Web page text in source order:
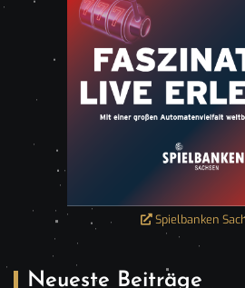
Spielbanken
Neueste Beiträge